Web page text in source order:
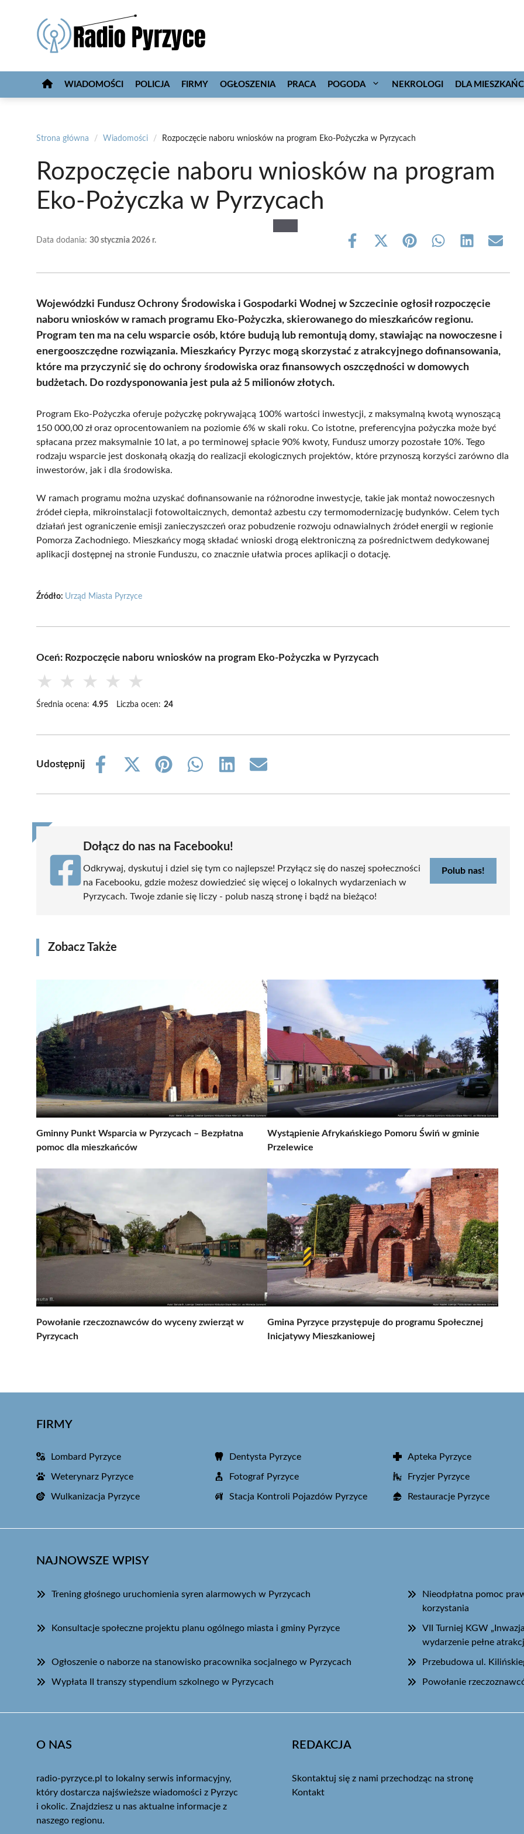
WIADOMOŚCI POLICJA FIRMY OGŁOSZENIA PRACA POGODA NEKROLOGI DLA
Strona główna / Wiadomości / Rozpoczęcie naboru wniosków na program Eko-Pożyczka w Pyrzycach
Rozpoczęcie naboru wniosków na program
Eko-Pożyczka w Pyrzycach
Data dodania: 30 stycznia 2026 r.
Share
Share
(Twitter)
Share Share Share Share
Wojewódzki Fundusz Ochrony Środowiska i Gospodarki Wodnej w Szczecinie ogłosił rozpoczęcie
naboru wniosków w ramach programu Eko-Pożyczka, skierowanego do mieszkańców regionu.
Program ten ma na celu wsparcie osób, które budują lub remontują domy, stawiając na nowoczesne i
energooszczędne rozwiązania. Mieszkańcy Pyrzyc mogą skorzystać z atrakcyjnego dofinansowania,
które ma przyczynić się do ochrony środowiska oraz finansowych oszczędności w domowych
budżetach. Do rozdysponowania jest pula aż 5 milionów złotych.
Program Eko-Pożyczka oferuje pożyczkę pokrywającą 100% wartości inwestycji, z maksymalną kwotą wynoszącą
150 000,00 zł oraz oprocentowaniem na poziomie 6% w skali roku. Co istotne, preferencyjna pożyczka może być
spłacana przez maksymalnie 10 lat, a po terminowej spłacie 90% kwoty, Fundusz umorzy pozostałe 10%. Tego
rodzaju wsparcie jest doskonałą okazją do realizacji ekologicznych projektów, które przynoszą korzyści zarówno dla
inwestorów, jak i dla środowiska.
W ramach programu można uzyskać dofinansowanie na różnorodne inwestycje, takie jak montaż nowoczesnych
źródeł ciepła, mikroinstalacji fotowoltaicznych, demontaż azbestu czy termomodernizację budynków. Celem tych
działań jest ograniczenie emisji zanieczyszczeń oraz pobudzenie rozwoju odnawialnych źródeł energii w regionie
Pomorza Zachodniego. Mieszkańcy mogą składać wnioski drogą elektroniczną za pośrednictwem dedykowanej
aplikacji dostępnej na stronie Funduszu, co znacznie ułatwia proces aplikacji o dotację.
Źródło: Urząd Miasta Pyrzyce
Oceń: Rozpoczęcie naboru wniosków na program Eko-Pożyczka w Pyrzycach
★ ★ ★ ★ ★
Średnia ocena: 4.95 Liczba ocen: 24
Udostępnij
Share
Share
(Twitter)
Share
Share
Share
Share
Dołącz do nas na Facebooku!
Odkrywaj, dyskutuj i dziel się tym co najlepsze! Przyłącz się do naszej społeczności
na Facebooku, gdzie możesz dowiedzieć się więcej o lokalnych wydarzeniach w
Pyrzycach. Twoje zdanie się liczy - polub naszą stronę i bądź na bieżąco!
Polub nas!
Zobacz Także
Gminny Punkt Wsparcia w Pyrzycach – Bezpłatna
pomoc dla mieszkańców
Wystąpienie Afrykańskiego Pomoru Świń w gminie
Przelewice
Powołanie rzeczoznawców do wyceny zwierząt w
Pyrzycach
Gmina Pyrzyce przystępuje do programu Społecznej
Inicjatywy Mieszkaniowej
FIRMY
Lombard Pyrzyce Dentysta Pyrzyce Apteka Pyrzyce
Weterynarz Pyrzyce Fotograf Pyrzyce Fryzjer Pyrzyce
Wulkanizacja Pyrzyce Stacja Kontroli Pojazdów Pyrzyce Restauracje Pyrzyce
NAJNOWSZE WPISY
Trening głośnego uruchomienia syren alarmowych w Pyrzycach
Nieodpłatna pomoc
korzystania
Konsultacje społeczne projektu planu ogólnego miasta i gminy Pyrzyce
VII Turniej KGW
wydarzenie pełne
Ogłoszenie o naborze na stanowisko pracownika socjalnego w Pyrzycach Przebudowa ul.
Wypłata II transzy stypendium szkolnego w Pyrzycach Powołanie
O NAS
radio-pyrzyce.pl to lokalny serwis informacyjny,
który dostarcza najświeższe wiadomości z Pyrzyc
i okolic. Znajdziesz u nas aktualne informacje z
naszego regionu.
REDAKCJA
Skontaktuj się z nami przechodząc na stronę
Kontakt